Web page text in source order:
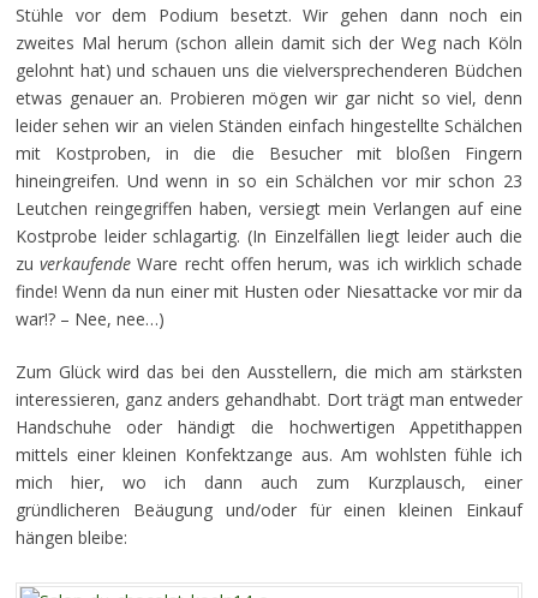
Stühle vor dem Podium besetzt. Wir gehen dann noch ein
zweites Mal herum (schon allein damit sich der Weg nach Köln
gelohnt hat) und schauen uns die vielversprechenderen Büdchen
etwas genauer an. Probieren mögen wir gar nicht so viel, denn
leider sehen wir an vielen Ständen einfach hingestellte Schälchen
mit Kostproben, in die die Besucher mit bloßen Fingern
hineingreifen. Und wenn in so ein Schälchen vor mir schon 23
Leutchen reingegriffen haben, versiegt mein Verlangen auf eine
Kostprobe leider schlagartig. (In Einzelfällen liegt leider auch die
zuverkaufende Ware recht offen herum, was ich wirklich schade
finde! Wenn da nun einer mit Husten oder Niesattacke vor mir da
war!? – Nee, nee…)
Zum Glück wird das bei den Ausstellern, die mich am stärksten
interessieren, ganz anders gehandhabt. Dort trägt man entweder
Handschuhe oder händigt die hochwertigen Appetithappen
mittels einer kleinen Konfektzange aus. Am wohlsten fühle ich
mich hier, wo ich dann auch zum Kurzplausch, einer
gründlicheren Beäugung und/oder für einen kleinen Einkauf
hängen bleibe: